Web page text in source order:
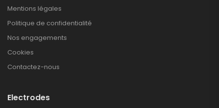
Mentions légales
Politique de confidentialité
Nos engagements
Cookies
Contactez-nous
Electrodes